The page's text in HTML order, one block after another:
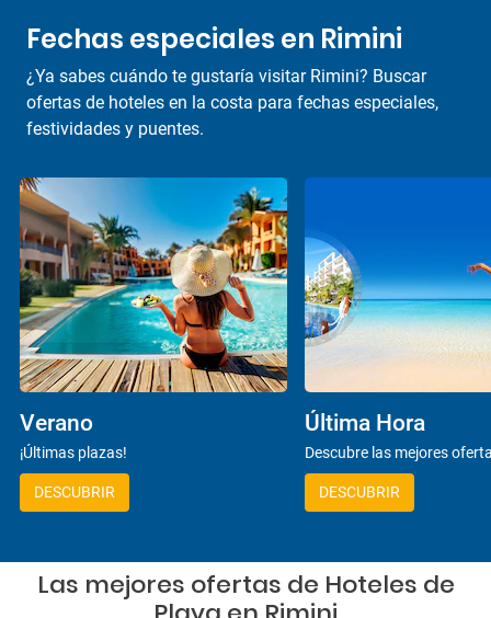
Fechas especiales en Rimini
¿Ya sabes cuándo te gustaría visitar Rimini? Buscar
ofertas de hoteles en la costa para fechas especiales,
festividades y puentes.
Verano
¡Últimas plazas!
DESCUBRIR
Última Hora
Descubre las mejores
DESCUBRIR
Las mejores ofertas de Hoteles de